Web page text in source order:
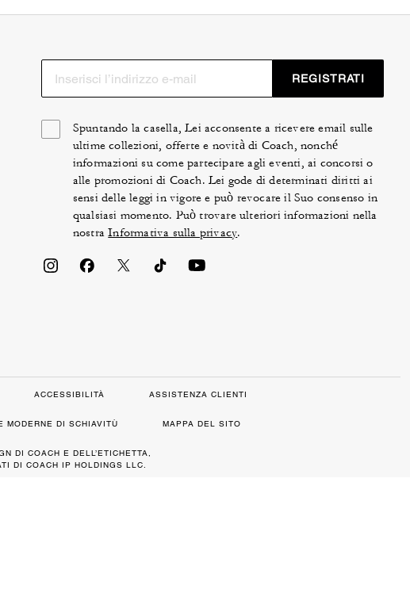
REGISTRATI
Spuntando la casella, Lei acconsente a ricevere email sulle
ultime collezioni, offerte e novità di Coach, nonché
informazioni su come partecipare agli eventi, ai concorsi o
alle promozioni di Coach. Lei gode di determinati diritti ai
sensi delle leggi in vigore e può revocare il Suo consenso in
qualsiasi momento. Può trovare ulteriori informazioni nella
nostraInformativa sulla privacy.
ACCESSIBILITÀ ASSISTENZA CLIENTI
MODERNE DI SCHIAVITÙ MAPPA DEL SITO
DI COACH E DELL’ETICHETTA,
DI COACH IP HOLDINGS LLC.